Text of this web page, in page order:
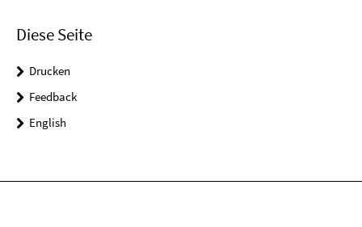
Diese Seite
Drucken
Feedback
English